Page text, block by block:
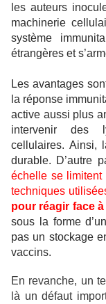
les auteurs
machinerie
système
étrangères et
Les avantages
la réponse
active aussi plus
intervenir des
cellulaires. Ainsi,
durable. D’autre
échelle se
techniques
pour réagir face à
sous la forme
pas un stockage
vaccins.
En revanche, un
là un défaut